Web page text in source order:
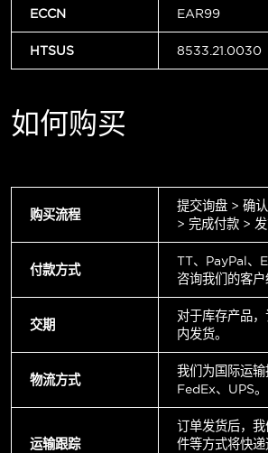
ECCN EAR99
HTSUS 8533.21.0030
如何购买
购买流程
提交询盘 > 确
> 完成付款 >
付款方式
TT、PayPal、
咨询我们的客户
交期
对于库存产品
内发货。
物流方式
我们为国际运输
FedEx、UPS。
运输跟踪
订单发货后，
件等方式将快